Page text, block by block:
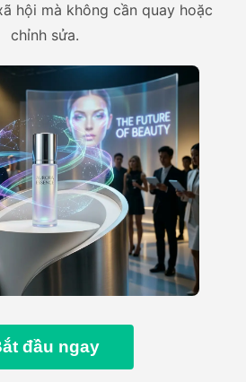
hội mà không cần quay hoặc
chỉnh sửa.
đầu ngay